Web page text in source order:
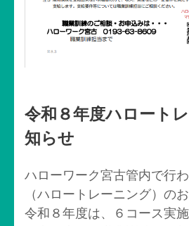
令和８年度ハロート
知らせ
ハローワーク宮古管内で行
（ハロートレーニング）の
令和８年度は、６コース実施